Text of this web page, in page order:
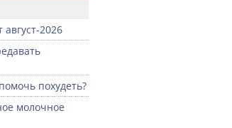
2026
похудеть?
молочное